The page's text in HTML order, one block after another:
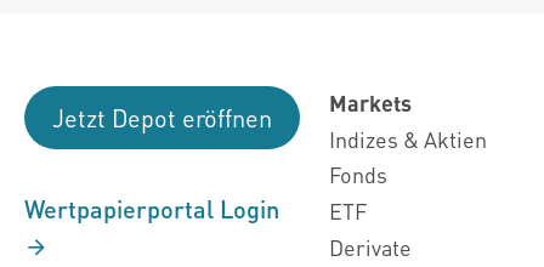
Jetzt Depot eröffnen
Wertpapierportal Login
Markets
Indizes & Aktien
Fonds
ETF
Derivate